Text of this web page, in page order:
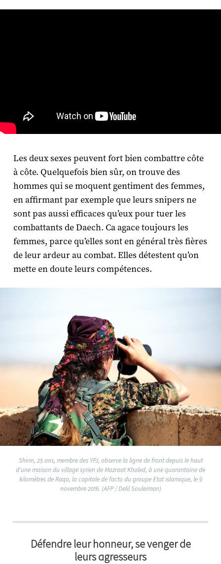
Les deux sexes peuvent fort bien combattre côte
à côte. Quelquefois bien sûr, on trouve des
hommes qui se moquent gentiment des femmes,
en affirmant par exemple que leurs snipers ne
sont pas aussi efficaces qu’eux pour tuer les
combattants de Daech. Ca agace toujours les
femmes, parce qu’elles sont en général très fières
de leur ardeur au combat. Elles détestent qu’on
mette en doute leurs compétences.
Shirin, 25 ans, membre des YPJ, observe la ligne de front depuis le haut
d'une maison du village syrien de Mazraat Khaled, à une quarantaine de
kilomètres de Raqa, la capitale de facto du groupe Etat islamique, le 9
novembre 2016. (AFP / Delil Souleiman)
Défendre leur honneur, se venger de
leurs agresseurs